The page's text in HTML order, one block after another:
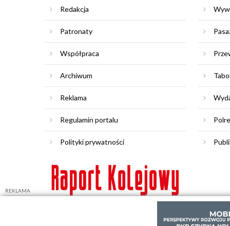
Redakcja
Patronaty
Współpraca
Archiwum
Reklama
Regulamin portalu
Polityki prywatności